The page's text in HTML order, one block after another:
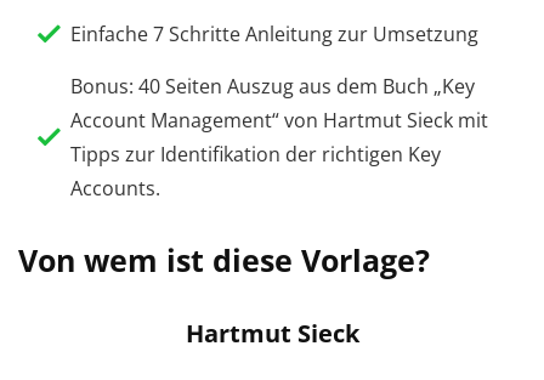
Einfache 7 Schritte Anleitung zur Umsetzung
Bonus: 40 Seiten Auszug aus dem Buch „Key
Account Management“ von Hartmut Sieck mit
Tipps zur Identifikation der richtigen Key
Accounts.
Von wem ist diese Vorlage?
Hartmut Sieck